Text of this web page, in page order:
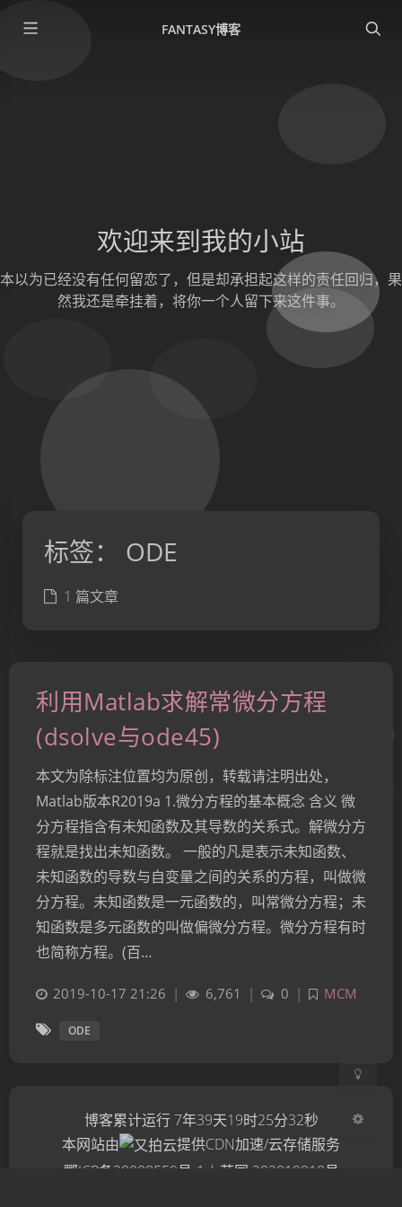
FANTASY博客
欢迎来到我的小站
本以为已经没有任何留恋了，但是却承担起这样的责任回归，果
然我还是牵挂着，将你一个人留下来这件事。
夜间模式
浅阴影 深阴影
标签： ODE
1 篇文章
利用Matlab求解常微分方程
(dsolve与ode45)
本文为除标注位置均为原创，转载请注明出处，
Matlab版本R2019a 1.微分方程的基本概念 含义 微
分方程指含有未知函数及其导数的关系式。解微分方
程就是找出未知函数。 一般的凡是表示未知函数、
未知函数的导数与自变量之间的关系的方程，叫做微
分方程。未知函数是一元函数的，叫常微分方程；未
知函数是多元函数的叫做偏微分方程。微分方程有时
也简称方程。(百…
2019-10-17 21:26 | 6,761 | 0 | MCM
ODE
博客累计运行 7年39天19时25分32秒
本网站由
提供CDN加速/云存储服务
鄂ICP备20008559号-1 | 萌国 202019810号